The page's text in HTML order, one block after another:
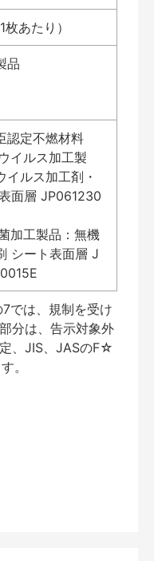
あたり）
品
認定不燃材料
イルス加工製
イルス加工剤・
面層 JP061230
加工製品：無機
シート表面層 J
では、規制を受け
分は、告示対象外
、JIS、JASのF☆
。